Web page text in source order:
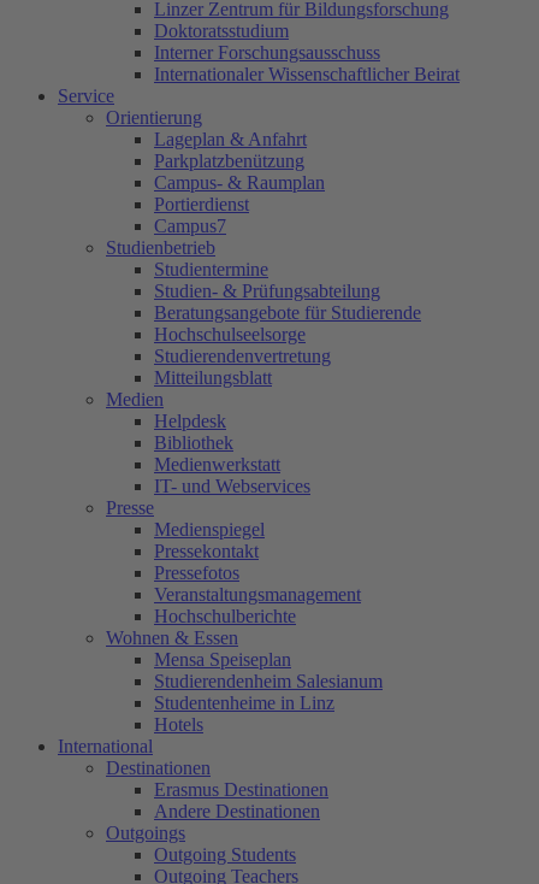
Linzer Zentrum für Bildungsforschung
Doktoratsstudium
Interner Forschungsausschuss
Internationaler Wissenschaftlicher Beirat
Service
Orientierung
Lageplan & Anfahrt
Parkplatzbenützung
Campus- & Raumplan
Portierdienst
Campus7
Studienbetrieb
Studientermine
Studien- & Prüfungsabteilung
Beratungsangebote für Studierende
Hochschulseelsorge
Studierendenvertretung
Mitteilungsblatt
Medien
Helpdesk
Bibliothek
Medienwerkstatt
IT- und Webservices
Presse
Medienspiegel
Pressekontakt
Pressefotos
Veranstaltungsmanagement
Hochschulberichte
Wohnen & Essen
Mensa Speiseplan
Studierendenheim Salesianum
Studentenheime in Linz
Hotels
International
Destinationen
Erasmus Destinationen
Andere Destinationen
Outgoings
Outgoing Students
Outgoing Teachers